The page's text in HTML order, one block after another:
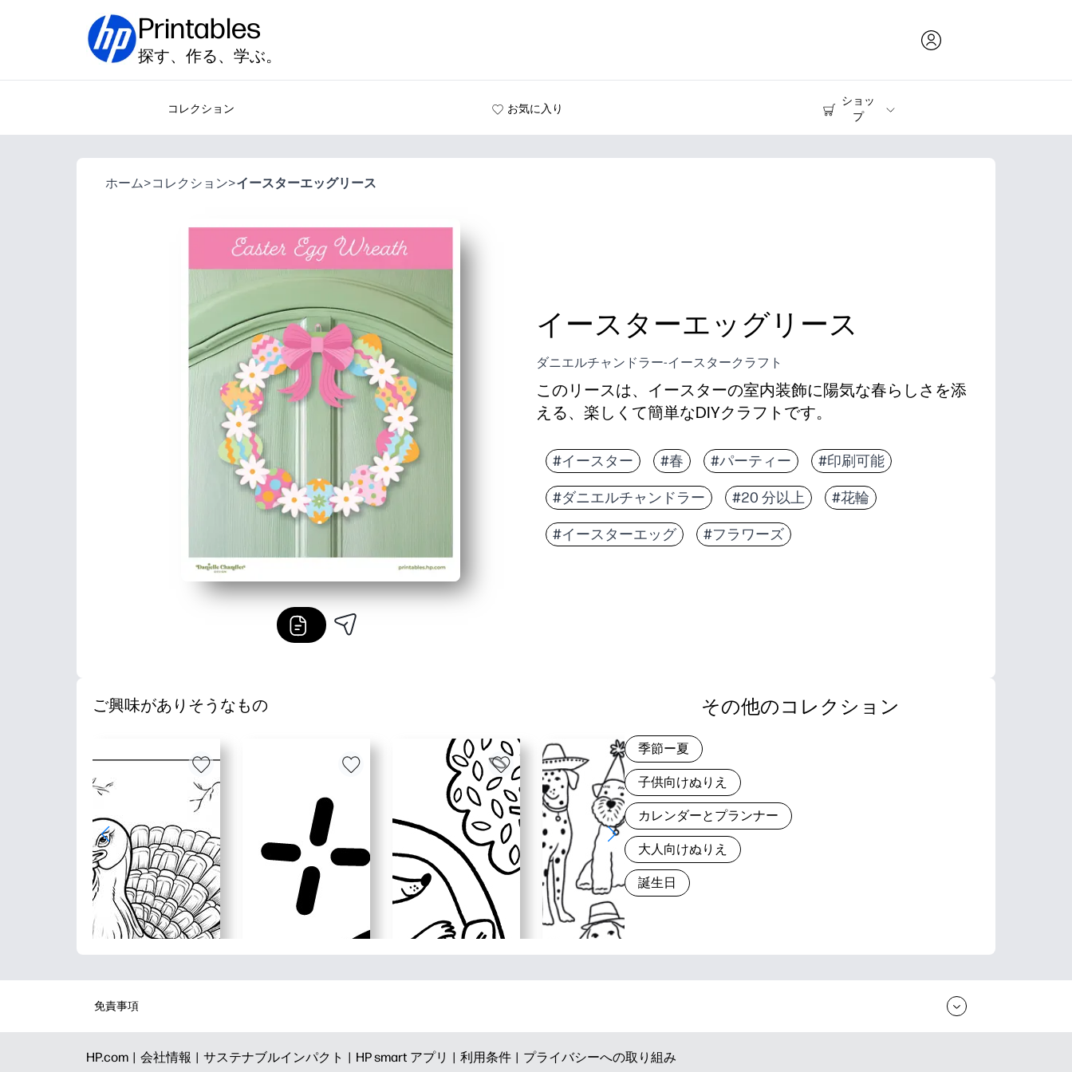
Printables
探す、作る、学ぶ。
コレクション お気に入り
ショッ
プ
プリンター
ホーム>コレクション>イースターエッグリース
イースターエッグリース
ダニエルチャンドラー-イースタークラフト
このリースは、イースターの室内装飾に陽気な春らしさを添
える、楽しくて簡単なDIYクラフトです。
印刷、カット、組み立ては数分で完了します。準備や特別な工具は必要
お子様に優しいステップで、小さな手を動かしながら、はさみのスキ
お好みのスタイルに合わせて卵と色を混ぜて組み合わせてください。ド
兄弟姉妹や学生のために必要な数だけ再印刷できます。テープや接着剤
#イースター #春 #パーティー #印刷可能
#ダニエルチャンドラー #20 分以上 #花輪
#イースターエッグ #フラワーズ
ご興味がありそうなもの その他のコレクション
季節ー夏
子供向けぬりえ
カレンダーとプランナー
大人向けぬりえ
誕生日
免責事項
HP.com | 会社情報 | サステナブルインパクト | HP smart アプリ | 利用条件 | プライバシーへの取り組み